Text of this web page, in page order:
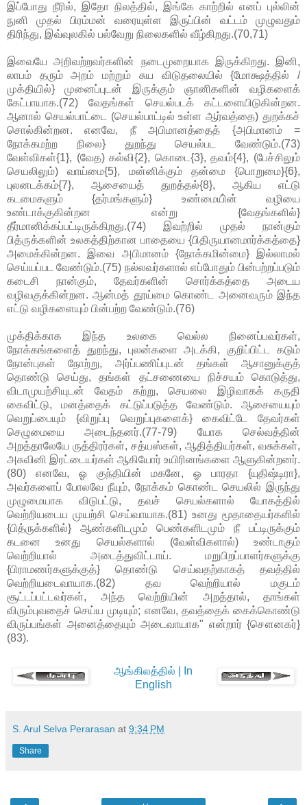
இப்போது நீரில், இதோ நிலத்தில், இங்கே காற்றில் எனப் புல்லின்
நுனி முதல் பிரம்மன் வரையுள்ள இருப்பின் வட்டம் முழுவதும்
திரிந்து, இவ்வுலகில் பல்வேறு நிலைகளில் வீழ்கிறது.(70,71)
இவையே அறிவற்றவர்களின் நடைமுறையாக இருக்கிறது. இனி,
லாபம் தரும் அறம் மற்றும் சுய விடுதலையில் {மோக்ஷத்தில் /
முக்தியில்} முனைப்புடன் இருக்கும் ஞானிகளின் வழிகளைக்
கேட்பாயாக.(72) வேதங்கள் செயல்படக் கட்டளையிடுகின்றன.
ஆனால் செயல்பாட்டை (செயல்பாட்டில் உள்ள ஆர்வத்தை) துறக்கச்
சொல்கின்றன. எனவே, நீ அபிமானத்தைத் {அபிமானம் =
நோக்கமற்ற நிலை} துறந்து செயல்பட வேண்டும்.(73)
வேள்விகள்{1}, (வேத) கல்வி{2}, கொடை{3}, தவம்{4}, (பேச்சிலும்
செயலிலும்) வாய்மை{5}, மன்னிக்கும் தன்மை {பொறுமை}{6},
புலனடக்கம்{7}, ஆசையைத் துறத்தல்{8}, ஆகிய எட்டு
கடமைகளும் {தர்மங்களும்} உண்மையி்ன் வழியை
உண்டாக்குகின்றன என்று {வேதங்களில்}
தீர்மானிக்கப்பட்டிருக்கிறது.(74) இவற்றில் முதல் நான்கும்
பித்ருக்களின் உலகத்திற்கான பாதையை {பிதிருயானமார்க்கத்தை}
அமைக்கின்றன. இவை அபிமானம் {நோக்கமின்மை} இல்லாமல்
செய்யப்பட வேண்டும்.(75) நல்லவர்களால் எப்போதும் பின்பற்றப்படும்
கடைசி நான்கும், தேவர்களின் சொர்க்கத்தை அடைய
வழிவகுக்கின்றன. ஆன்மத் தூய்மை கொண்ட அனைவரும் இந்த
எட்டு வழிகளையும் பின்பற்ற வேண்டும்.(76)
முக்திக்காக இந்த உலகை வெல்ல நினைப்பவர்கள்,
நோக்கங்களைத் துறந்து, புலன்களை அடக்கி, குறிப்பிட்ட கடும்
நோன்புகள் நோற்று, அர்ப்பணிப்புடன் தங்கள் ஆசானுக்குத்
தொண்டு செய்து, தங்கள் தட்சணையை நிச்சயம் கொடுத்து,
விடாமுயற்சியுடன் வேதம் கற்று, செயலை இழிவாகக் கருதி
கைவிட்டு, மனத்தைக் கட்டுப்படுத்த வேண்டும். ஆசையையும்
வெறுப்பையும் {விறுப்பு வெறுப்புகளைக்} கைவிட்டே தேவர்கள்
செழுமையை அடைந்தனர்.(77-79) யோக செல்வத்தின்
அறத்தாலேயே ருத்திரர்கள், சத்யஸ்கள், ஆதித்தியர்கள், வசுக்கள்,
அசுவினி இரட்டையர்கள் ஆகியோர் உயிரினங்களை ஆளுகின்றனர்.
(80) எனவே, ஓ குந்தியின் மகனே, ஓ பாரதா {யுதிஷ்டிரா},
அவர்களைப் போலவே நீயும், நோக்கம் கொண்ட செயலில் இருந்து
முழுமையாக விடுபட்டு, தவச் செயல்களால் யோகத்தில்
வெற்றியடைய முயற்சி செய்வாயாக.(81) உனது மூதாதையர்களில்
{பித்ருக்களில்} ஆண்களிடமும் பெண்களிடமும் நீ பட்டிருக்கும்
கடனை உனது செயல்களால் (வேள்விகளால்) உண்டாகும்
வெற்றியால் அடைத்துவிட்டாய். மறுபிறப்பாளர்களுக்கு
{பிராமணர்களுக்குத்} தொண்டு செய்வதற்காகத் தவத்தில்
வெற்றியடைவாயாக.(82) தவ வெற்றியால் மகுடம்
சூட்டப்பட்டவர்கள், அந்த வெற்றியின் அறத்தால், தாங்கள்
விரும்புவதைச் செய்ய முடியும்; எனவே, தவத்தைக் கைக்கொண்டு
விருப்பங்கள் அனைத்தையும் அடைவாயாக" என்றார் {சௌனகர்}
(83).
ஆங்கிலத்தில் | In
English
S. Arul Selva Perarasan at 9:34 PM
Share